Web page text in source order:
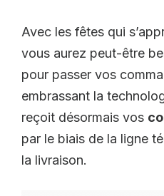
Avec les fêtes qui
vous aurez peut-être
pour passer vos
embrassant la
reçoit désormais vos
par le biais de la ligne
la livraison.